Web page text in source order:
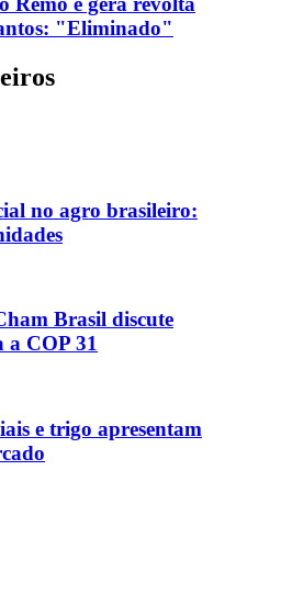
"Eliminado"
no agro brasileiro:
Brasil discute
a COP 31
e trigo apresentam